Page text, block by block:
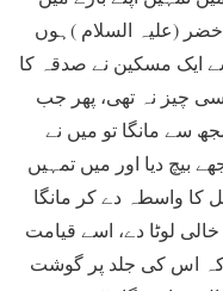
(علیہ السلام )ہوں
ايک مسکين نے صدقہ کا
چيز نہ تھی، پھر جب
سے مانگا تو ميں نے
بيچ ديا اور ميں تمہيں
کا واسطہ دے کر مانگا
لوٹا دے، اسے قيامت
اس کی جلد پر گوشت